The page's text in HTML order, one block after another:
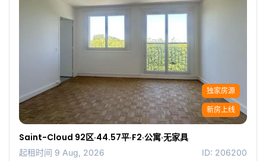
独家房源
新房上线
Saint-Cloud 92区·44.57平·F2·公寓·无家具
起租时间 9 Aug, 2026 ID: 206200